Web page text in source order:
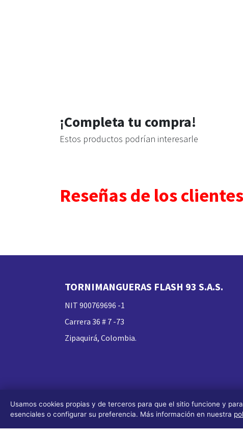
¡Completa tu compra!
Estos productos podrían interesarle
Reseñas de los clientes
TORNIMANGUERAS FLASH 93 S.A.S.
NIT 900769696 -1
Carrera 36 # 7 -73
Zipaquirá, Colombia.
Usamos cookies propias y de terceros para que el sitio funcione y
esenciales o configurar su preferencia. Más información en nuestra